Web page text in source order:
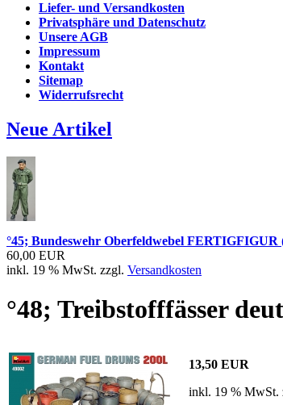
Liefer- und Versandkosten
Privatsphäre und Datenschutz
Unsere AGB
Impressum
Kontakt
Sitemap
Widerrufsrecht
Neue Artikel
°45; Bundeswehr Oberfeldwebel FERTIGFIGUR
60,00 EUR
inkl. 19 % MwSt. zzgl. Versandkosten
°48; Treibstofffässer
13,50 EUR
inkl. 19 % MwSt.